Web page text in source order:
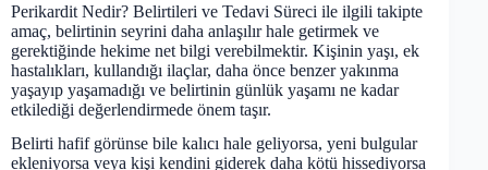
Perikardit Nedir? Belirtileri ve Tedavi Süreci ile ilgili takipte
amaç, belirtinin seyrini daha anlaşılır hale getirmek ve
gerektiğinde hekime net bilgi verebilmektir. Kişinin yaşı, ek
hastalıkları, kullandığı ilaçlar, daha önce benzer yakınma
yaşayıp yaşamadığı ve belirtinin günlük yaşamı ne kadar
etkilediği değerlendirmede önem taşır.
Belirti hafif görünse bile kalıcı hale geliyorsa, yeni bulgular
ekleniyorsa veya kişi kendini giderek daha kötü hissediyorsa